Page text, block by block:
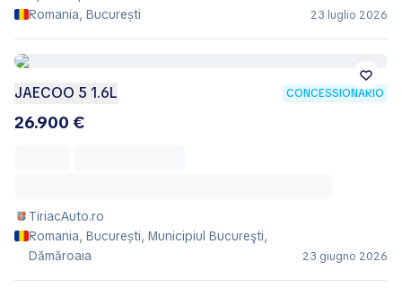
Romania, București
23 luglio 2026
JAECOO 5 1.6L CONCESSIONARIO
26.900 €
TiriacAuto.ro
Romania, București, Municipiul Bucureşti,
Dămăroaia
23 giugno 2026